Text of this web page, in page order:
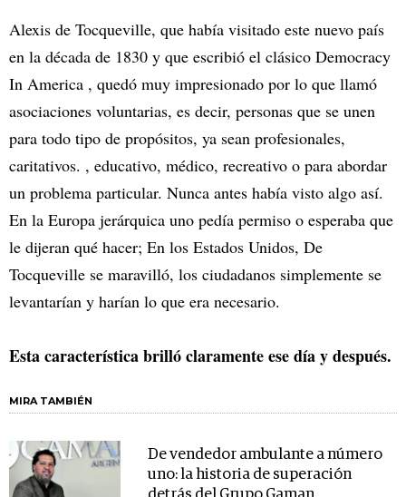
Alexis de Tocqueville, que había visitado este nuevo país
en la década de 1830 y que escribió el clásico Democracy
In America , quedó muy impresionado por lo que llamó
asociaciones voluntarias, es decir, personas que se unen
para todo tipo de propósitos, ya sean profesionales,
caritativos. , educativo, médico, recreativo o para abordar
un problema particular. Nunca antes había visto algo así.
En la Europa jerárquica uno pedía permiso o esperaba que
le dijeran qué hacer; En los Estados Unidos, De
Tocqueville se maravilló, los ciudadanos simplemente se
levantarían y harían lo que era necesario.
Esta característica brilló claramente ese día y después.
MIRA TAMBIÉN
De vendedor ambulante a número
uno: la historia de superación